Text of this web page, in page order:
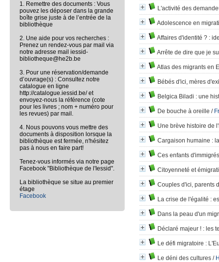
L'activité des
Adolescence en
Affaires d'identité ? :
Arrête de dire que je
Atlas des migrants en
Bébés d'ici, mères
Belgica Biladi : une
De bouche à oreille /
Une brève histoire de
Cargaison humaine :
Ces enfants
Citoyenneté et
Couples d'ici, parents
La crise de l'égalité :
Dans la peau d'un
Déclaré majeur ! : les
Le défi migratoire :
Le déni des cultures /
1. Remettre des documents : Vous
pouvez les déposer dans la grande
boîte grise juste à de l’entrée de la
bibliothèque
2. Une aide pour vos recherches :
Prenez un rendez-vous par mail via
notre adresse mail iessid-
bibliotheque@he2b.be
3. Pour une réservation/demande
d’ouvrage(s) : Consultez notre
catalogue en ligne
http://catalogue.iessid.be/ et
envoyez-nous la référence (cote
pour les livres ; nom + numéro pour
les revues) par mail.
4. Nous pouvons vous mettre des
documents à disposition lorsque la
bibliothèque est fermée, n'hésitez
pas à nous en faire part!
Tenez-vous informés via notre page
Facebook "Bibliothèque de l'Iessid".
La bibliothèque se situe au premier
étage
Facebook